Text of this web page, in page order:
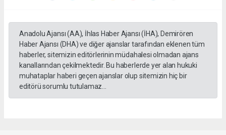
Anadolu Ajansı (AA), İhlas Haber Ajansı (İHA), Demirören
Haber Ajansı (DHA) ve diğer ajanslar tarafından eklenen tüm
haberler, sitemizin editörlerinin müdahalesi olmadan ajans
kanallarından çekilmektedir. Bu haberlerde yer alan hukuki
muhataplar haberi geçen ajanslar olup sitemizin hiç bir
editörü sorumlu tutulamaz...